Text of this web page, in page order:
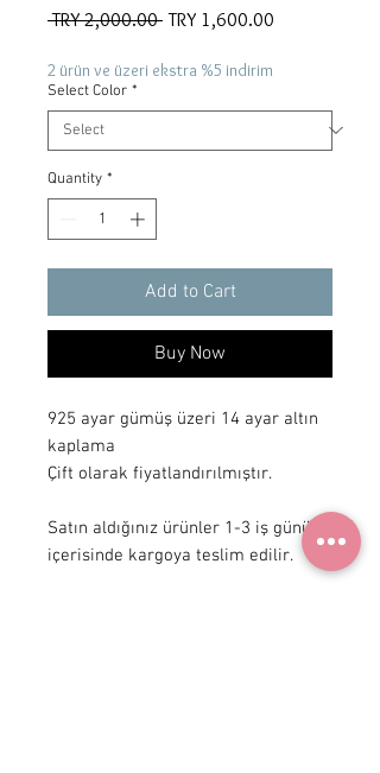
TRY 2,000.00 Regular
TRY 1,600.00
2 ürün ve üzeri ekstra %5 indirim
Select Color *
Quantity *
Add to Cart
Buy Now
925 ayar gümüş üzeri 14 ayar altın
kaplama
Çift olarak fiyatlandırılmıştır.
Satın aldığınız ürünler 1-3 iş günü
içerisinde kargoya teslim edilir.